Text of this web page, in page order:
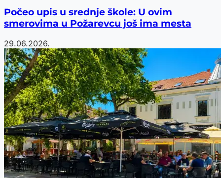
Počeo upis u srednje škole: U ovim
smerovima u Požarevcu još ima mesta
29.06.2026.